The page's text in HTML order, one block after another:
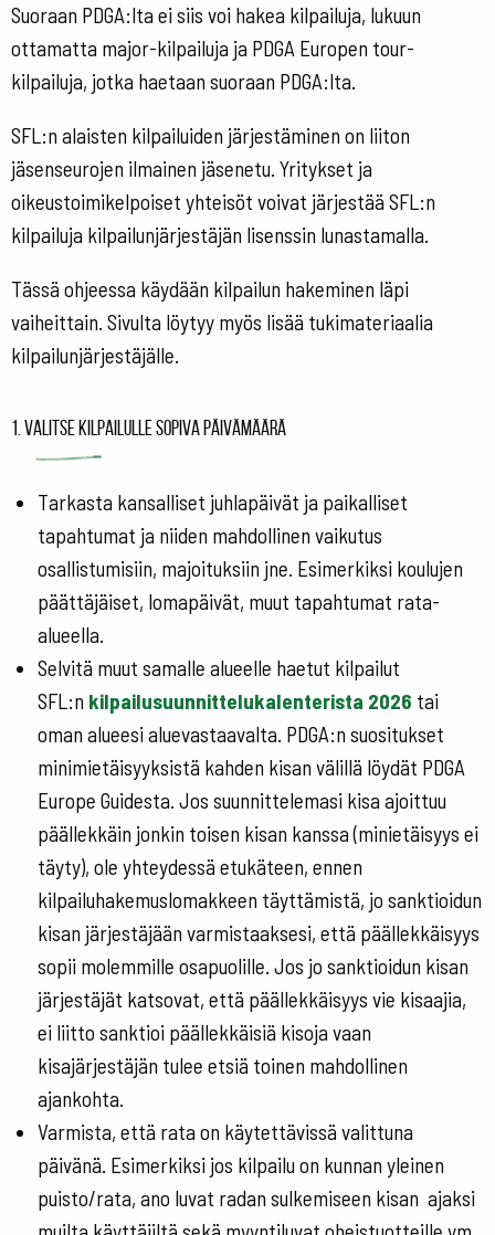
Suoraan PDGA:lta ei siis voi hakea kilpailuja, lukuun
ottamatta major-kilpailuja ja PDGA Europen tour-
kilpailuja, jotka haetaan suoraan PDGA:lta.
SFL:n alaisten kilpailuiden järjestäminen on liiton
jäsenseurojen ilmainen jäsenetu. Yritykset ja
oikeustoimikelpoiset yhteisöt voivat järjestää SFL:n
kilpailuja kilpailunjärjestäjän lisenssin lunastamalla.
Tässä ohjeessa käydään kilpailun hakeminen läpi
vaiheittain. Sivulta löytyy myös lisää tukimateriaalia
kilpailunjärjestäjälle.
1. Valitse kilpailulle sopiva päivämäärä
Tarkasta kansalliset juhlapäivät ja paikalliset
tapahtumat ja niiden mahdollinen vaikutus
osallistumisiin, majoituksiin jne. Esimerkiksi koulujen
päättäjäiset, lomapäivät, muut tapahtumat rata-
alueella.
Selvitä muut samalle alueelle haetut kilpailut
SFL:n kilpailusuunnittelukalenterista 2026 tai
oman alueesi aluevastaavalta. PDGA:n suositukset
minimietäisyyksistä kahden kisan välillä löydät PDGA
Europe Guidesta. Jos suunnittelemasi kisa ajoittuu
päällekkäin jonkin toisen kisan kanssa (minietäisyys ei
täyty), ole yhteydessä etukäteen, ennen
kilpailuhakemuslomakkeen täyttämistä, jo sanktioidun
kisan järjestäjään varmistaaksesi, että päällekkäisyys
sopii molemmille osapuolille. Jos jo sanktioidun kisan
järjestäjät katsovat, että päällekkäisyys vie kisaajia,
ei liitto sanktioi päällekkäisiä kisoja vaan
kisajärjestäjän tulee etsiä toinen mahdollinen
ajankohta.
Varmista, että rata on käytettävissä valittuna
päivänä. Esimerkiksi jos kilpailu on kunnan yleinen
puisto/rata, ano luvat radan sulkemiseen kisan ajaksi